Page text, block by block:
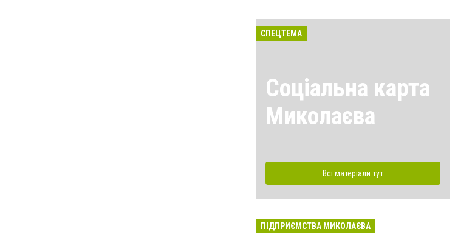
СПЕЦТЕМА
Соціальна карта
Миколаєва
Всі матеріали тут
ПІДПРИЄМСТВА МИКОЛАЄВА